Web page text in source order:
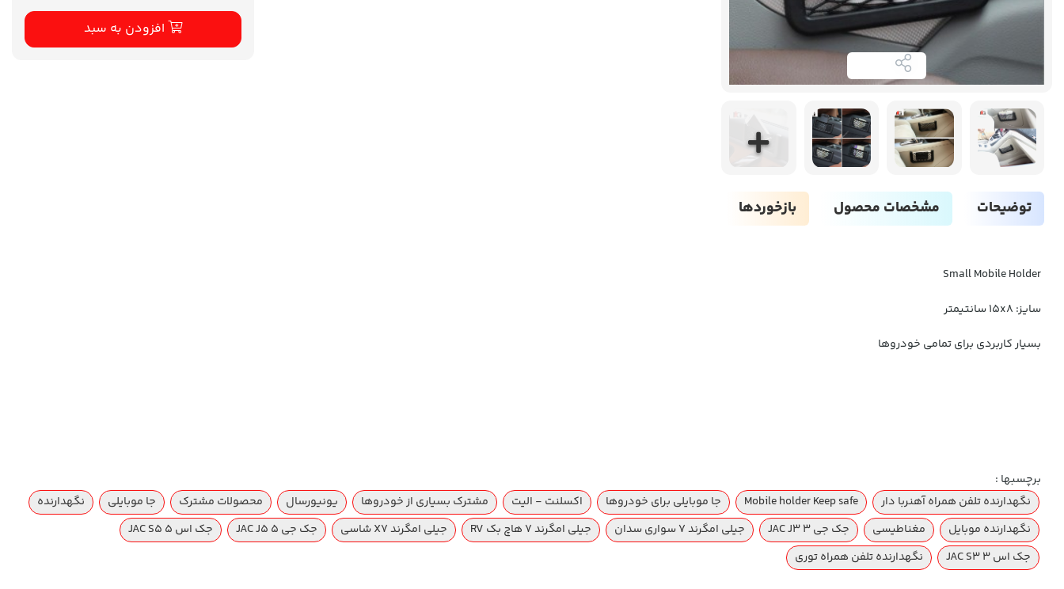
افزودن به سبد
توضیحات مشخصات محصول بازخوردها
Small Mobile Holder
سایز: 15x8 سانتیمتر
بسیار کاربردی برای تمامی خودروها
برچسبها :
نگهدارنده تلفن همراه آهنربا دار
Mobile holder Keep safe جا موبایلی برای خودروها اکسلنت - الیت مشترک بسیاری از خودروها یونیورسال محصولات مشترک جا موبایلی
نگهدارنده
نگهدارنده موبایل
مغناطیسی جک جی 3 JAC J3 جیلی امگرند ۷ سواری سدان جیلی امگرند ۷ هاچ بک RV جیلی امگرند X7 شاسی جک جی ۵ JAC J5
جک اس ۵ JAC S5
جک اس ۳ JAC S3
نگهدارنده تلفن همراه توری